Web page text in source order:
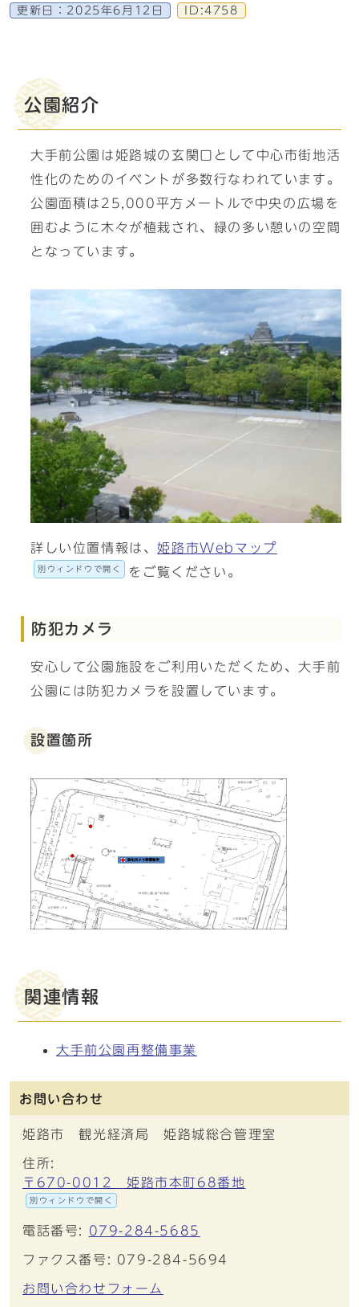
更新日： 2025年6月12日 ID:4758
公園紹介
大手前公園は姫路城の玄関口として中心市街地活
性化のためのイベントが多数行なわれています。
公園面積は25,000平方メートルで中央の広場を
囲むように木々が植栽され、緑の多い憩いの空間
となっています。
詳しい位置情報は、姫路市Webマップ
別ウィンドウで開く をご覧ください。
防犯カメラ
安心して公園施設をご利用いただくため、大手前
公園には防犯カメラを設置しています。
設置箇所
関連情報
大手前公園再整備事業
お問い合わせ
姫路市 観光経済局 姫路城総合管理室
住所:
〒670-0012 姫路市本町68番地
別ウィンドウで開く
電話番号: 079-284-5685
ファクス番号: 079-284-5694
お問い合わせフォーム